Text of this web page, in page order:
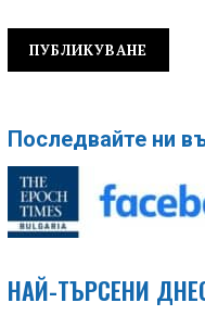
Последвайте ни
НАЙ-ТЪРСЕНИ